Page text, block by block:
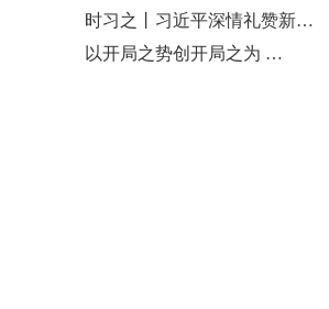
时习之丨习近平深情礼赞新…
以开局之势创开局之为 …